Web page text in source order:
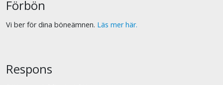
Förbön
Vi ber för dina böneämnen. Läs mer här.
Respons